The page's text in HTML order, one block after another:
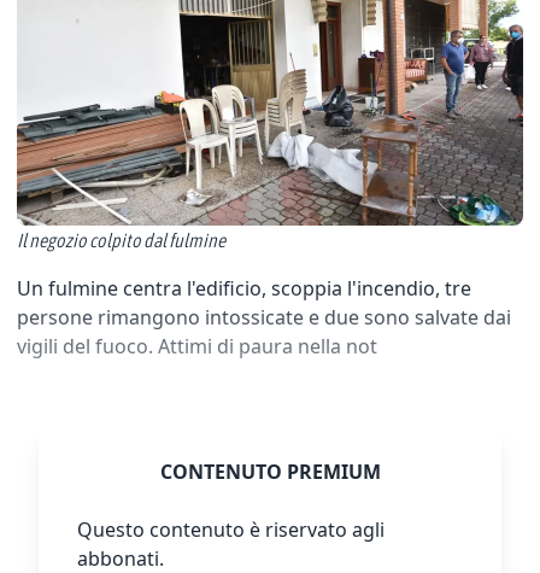
Il negozio colpito dal fulmine
Un fulmine centra l'edificio, scoppia l'incendio, tre
persone rimangono intossicate e due sono salvate dai
vigili del fuoco. Attimi di paura nella not
CONTENUTO PREMIUM
Questo contenuto è riservato agli
abbonati.